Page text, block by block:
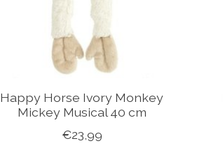
Happy Horse Ivory Monkey
Mickey Musical 40 cm
€23,99